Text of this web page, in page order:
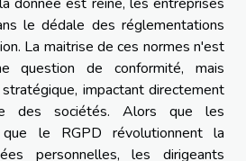
le dédale des réglementations
La maitrise de ces normes n'est
question de conformité, mais
impactant directement
des sociétés. Alors que les
le RGPD révolutionnent la
personnelles, les dirigeants